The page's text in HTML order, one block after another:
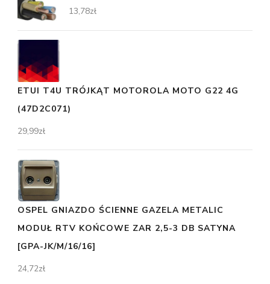
13,78zł
ETUI T4U TRÓJKĄT MOTOROLA MOTO G22 4G
(47D2C071)
29,99zł
OSPEL GNIAZDO ŚCIENNE GAZELA METALIC
MODUŁ RTV KOŃCOWE ZAR 2,5-3 DB SATYNA
[GPA-JK/M/16/16]
24,72zł